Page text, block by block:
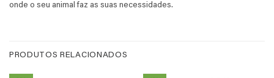
onde o seu animal faz as suas necessidades.
PRODUTOS RELACIONADOS